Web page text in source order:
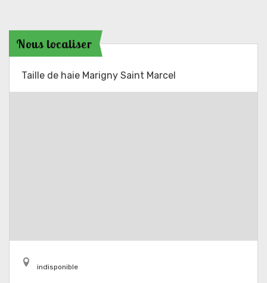
Nous localiser
Taille de haie Marigny Saint Marcel
indisponible